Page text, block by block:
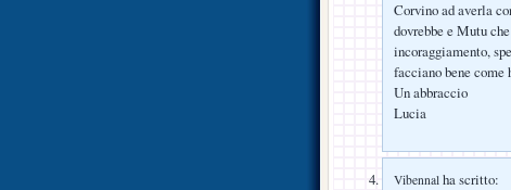
Corvino ad averla
dovrebbe e Mutu
incoraggiamento,
facciano bene come
Un abbraccio
Lucia
Vibennal ha scritto: